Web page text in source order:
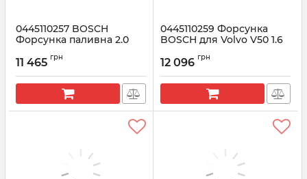
0445110257 BOSCH
Форсунка паливна 2.0
Артикул: 0445110257
11 465 грн
0445110259 Форсунка
BOSCH для Volvo V50 1.6
Артикул: 0445110259
12 096 грн